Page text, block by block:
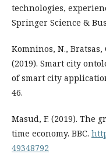
technologies,
Springer Science &
Komninos, N., Bratsas,
(2019). Smart city
of smart city
46.
Masud, F. (2019). The
time economy. BBC.
49348792